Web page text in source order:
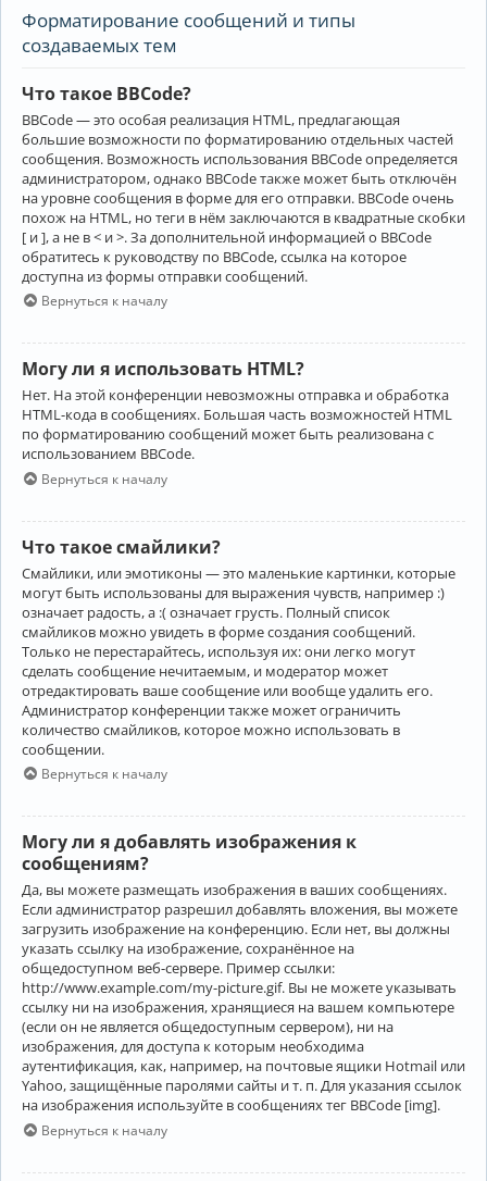
Форматирование сообщений и типы
создаваемых тем
Что такое BBCode?
BBCode — это особая реализация HTML, предлагающая
большие возможности по форматированию отдельных частей
сообщения. Возможность использования BBCode определяется
администратором, однако BBCode также может быть отключён
на уровне сообщения в форме для его отправки. BBCode очень
похож на HTML, но теги в нём заключаются в квадратные скобки
[ и ], а не в < и >. За дополнительной информацией о BBCode
обратитесь к руководству по BBCode, ссылка на которое
доступна из формы отправки сообщений.
Вернуться к началу
Могу ли я использовать HTML?
Нет. На этой конференции невозможны отправка и обработка
HTML-кода в сообщениях. Большая часть возможностей HTML
по форматированию сообщений может быть реализована с
использованием BBCode.
Вернуться к началу
Что такое смайлики?
Смайлики, или эмотиконы — это маленькие картинки, которые
могут быть использованы для выражения чувств, например :)
означает радость, а :( означает грусть. Полный список
смайликов можно увидеть в форме создания сообщений.
Только не перестарайтесь, используя их: они легко могут
сделать сообщение нечитаемым, и модератор может
отредактировать ваше сообщение или вообще удалить его.
Администратор конференции также может ограничить
количество смайликов, которое можно использовать в
сообщении.
Вернуться к началу
Могу ли я добавлять изображения к
сообщениям?
Да, вы можете размещать изображения в ваших сообщениях.
Если администратор разрешил добавлять вложения, вы можете
загрузить изображение на конференцию. Если нет, вы должны
указать ссылку на изображение, сохранённое на
общедоступном веб-сервере. Пример ссылки:
http://www.example.com/my-picture.gif. Вы не можете указывать
ссылку ни на изображения, хранящиеся на вашем компьютере
(если он не является общедоступным сервером), ни на
изображения, для доступа к которым необходима
аутентификация, как, например, на почтовые ящики Hotmail или
Yahoo, защищённые паролями сайты и т. п. Для указания ссылок
на изображения используйте в сообщениях тег BBCode [img].
Вернуться к началу